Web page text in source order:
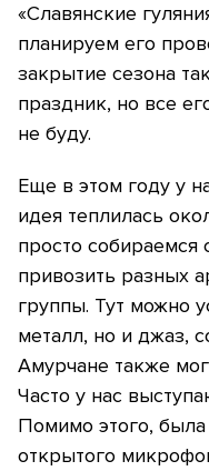
«Славянские
планируем его
закрытие сезона
праздник, но все
не буду.
Еще в этом году у
идея теплилась
просто собираемся
привозить разных
группы. Тут можно
металл, но и джаз,
Амурчане также
Часто у нас
Помимо этого,
открытого